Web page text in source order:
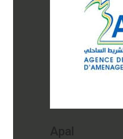
Apal